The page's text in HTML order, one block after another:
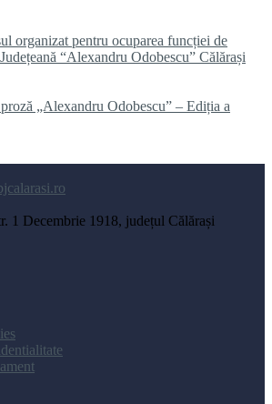
organizat pentru ocuparea funcției de
“Alexandru Odobescu” Călărași
„Alexandru Odobescu” – Ediția a
1 Decembrie 1918, județul Călărași